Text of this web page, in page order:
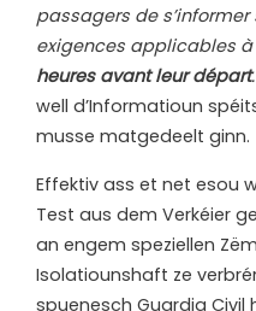
passagers de
exigences applicables
heures avant leur départ.
well d’Informatioun
musse matgedeelt ginn.
Effektiv ass et net esou
Test aus dem Verkéier
an engem speziellen
Isolatiounshaft ze
spuenesch Guardia Civil